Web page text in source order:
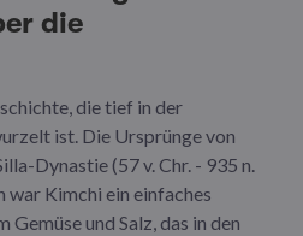
die
die tief in der
ist. Die Ursprünge von
Dynastie (57 v. Chr. - 935 n.
war Kimchi ein einfaches
und Salz, das in den